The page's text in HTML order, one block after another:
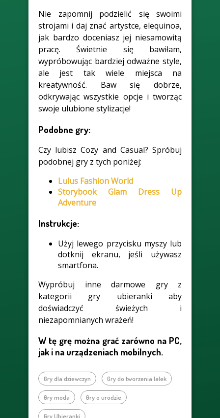
Nie zapomnij podzielić się swoimi
strojami i daj znać artystce, elequinoa,
jak bardzo doceniasz jej niesamowitą
pracę. Świetnie się bawiłam,
wypróbowując bardziej odważne style,
ale jest tak wiele miejsca na
kreatywność. Baw się dobrze,
odkrywając wszystkie opcje i tworząc
swoje ulubione stylizacje!
Podobne gry:
Czy lubisz Cozy and Casual? Spróbuj
podobnej gry z tych poniżej:
Lulus Fashion World
Storybook Glam Dress Up
Adventure
Instrukcje:
Użyj lewego przycisku myszy lub
dotknij ekranu, jeśli używasz
smartfona.
Wypróbuj inne darmowe gry z
kategorii gry ubieranki aby
doświadczyć świeżych i
niezapomnianych wrażeń!
W tę grę można grać zarówno na PC,
jak i na urządzeniach mobilnych.
Gry dla dziewczyn Gry do tworzenia lalek
Gry moda Gry o urodzie
Gry Ubieranki